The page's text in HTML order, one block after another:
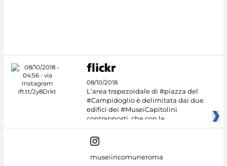
08/10/2018
L'area trapezoidale di #piazza del
#Campidoglio è delimitata dai due
edifici dei #MuseiCapitolini
contrapposti, che con le
museiincomuneroma